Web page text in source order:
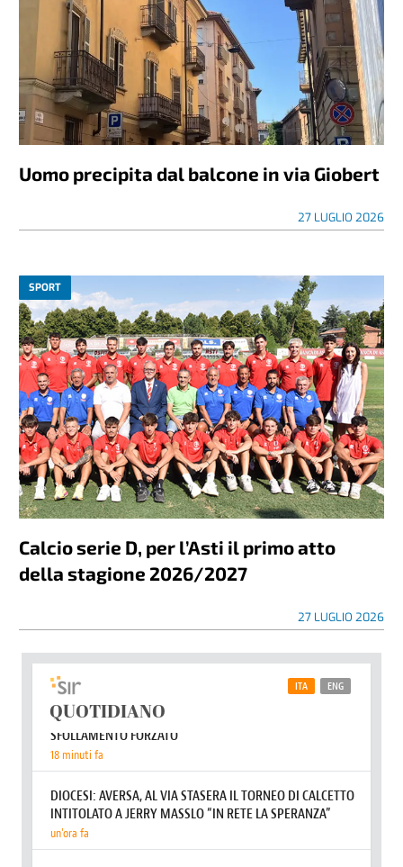
Uomo precipita dal balcone in via Giobert
27 LUGLIO 2026
SPORT
Calcio serie D, per l’Asti il primo atto
della stagione 2026/2027
27 LUGLIO 2026